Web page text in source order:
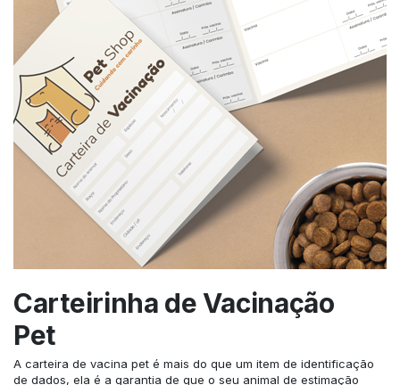
Carteirinha de Vacinação
Pet
A carteira de vacina pet é mais do que um item de identificação
de dados, ela é a garantia de que o seu animal de estimação